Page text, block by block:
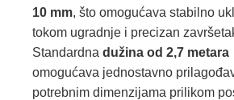
10 mm, što omogućava stabilno
tokom ugradnje i precizan
Standardna dužina od 2,7 metara
omogućava jednostavno
potrebnim dimenzijama prilikom